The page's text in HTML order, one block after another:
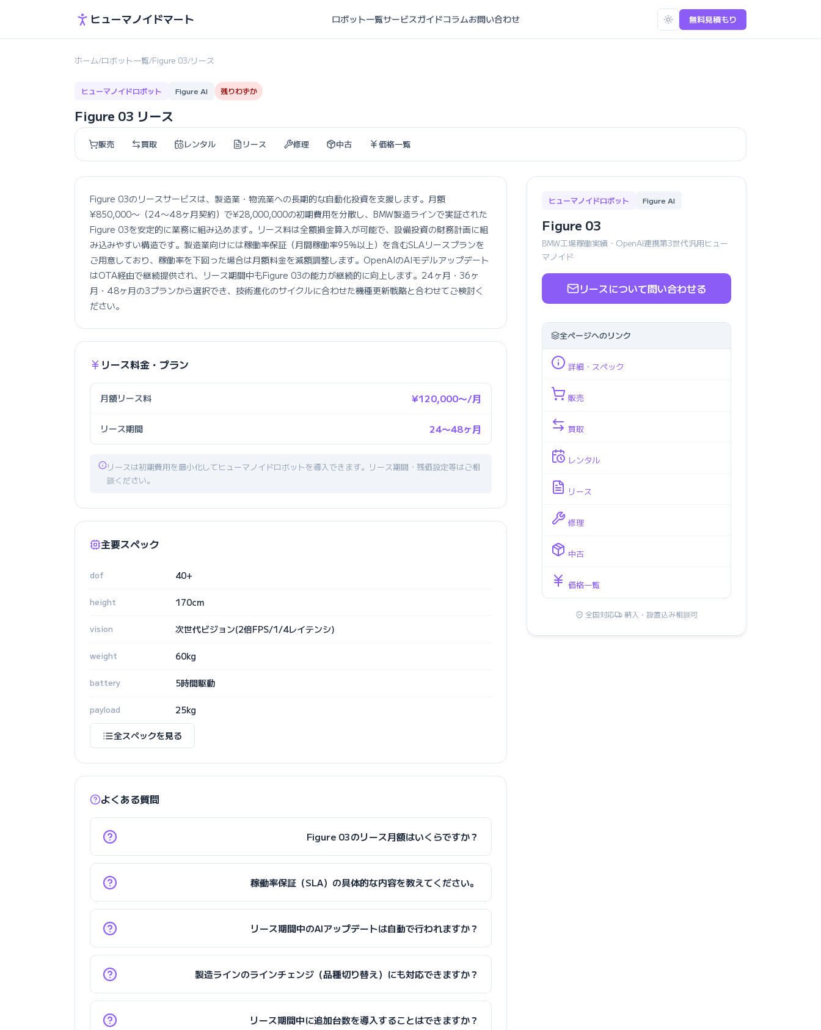
ヒューマノイドマート ロボット一覧サービスガイドコラムお問い合わせ 無料見積もり
ホーム/ロボット一覧/Figure 03/リース
ヒューマノイドロボット Figure AI 残りわずか
Figure 03 リース
販売 買取 レンタル リース 修理 中古 価格一覧
Figure 03のリースサービスは、製造業・物流業への長期的な自動化投資を支援します。月額
¥850,000〜（24〜48ヶ月契約）で¥28,000,000の初期費用を分散し、BMW製造ラインで実証された
Figure 03を安定的に業務に組み込めます。リース料は全額損金算入が可能で、設備投資の財務計画に組
み込みやすい構造です。製造業向けには稼働率保証（月間稼働率95%以上）を含むSLAリースプランを
ご用意しており、稼働率を下回った場合は月額料金を減額調整します。OpenAIのAIモデルアップデート
はOTA経由で継続提供され、リース期間中もFigure 03の能力が継続的に向上します。24ヶ月・36ヶ
月・48ヶ月の3プランから選択でき、技術進化のサイクルに合わせた機種更新戦略と合わせてご検討く
ださい。
リース料金・プラン
月額リース料 ¥120,000〜/月
リース期間 24〜48ヶ月
リースは初期費用を最小化してヒューマノイドロボットを導入できます。リース期間・残価設定等はご相
談ください。
主要スペック
dof 40+
height 170cm
vision 次世代ビジョン(2倍FPS/1/4レイテンシ)
weight 60kg
battery 5時間駆動
payload 25kg
全スペックを見る
よくある質問
Figure 03のリース月額はいくらですか？
稼働率保証（SLA）の具体的な内容を教えてください。
リース期間中のAIアップデートは自動で行われますか？
製造ラインのラインチェンジ（品種切り替え）にも対応できますか？
リース期間中に追加台数を導入することはできますか？
ヒューマノイドロボット Figure AI
Figure 03
BMW工場稼働実績・OpenAI連携第3世代汎用ヒュー
マノイド
リースについて問い合わせる
全ページへのリンク
詳細・スペック
販売
買取
レンタル
リース
修理
中古
価格一覧
全国対応 納入・設置込み相談可